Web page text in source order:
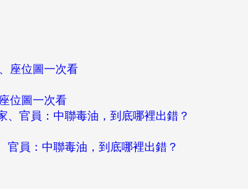
位圖一次看
員：中聯毒油，到底哪裡出錯？